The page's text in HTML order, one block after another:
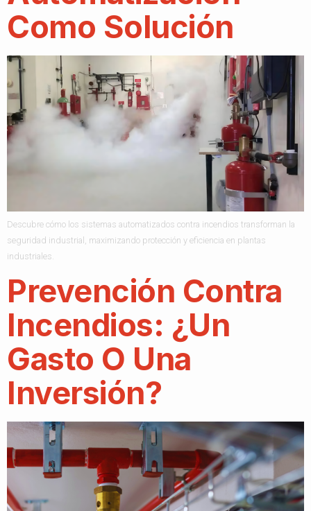
Como Solución
Descubre cómo los sistemas automatizados contra incendios transforman la
seguridad industrial, maximizando protección y eficiencia en plantas
industriales.
Prevención Contra
Incendios: ¿un
Gasto O Una
Inversión?